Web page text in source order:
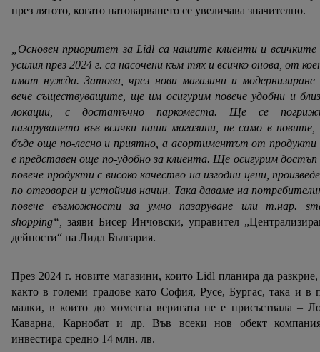
през лятото, когато натоварването се увеличава значително.
„Основен приоритет за Lidl са нашите клиенти и всичките
усилия през 2024 г. са насочени към тях и всичко онова, от
имат нужда. Затова, чрез нови магазини и модернизиране
вече съществуващите, ще им осигурим повече удобни и
локации, с достатъчно паркоместа. Ще се
пазаруването във всички наши магазини, не само в новите,
бъде още по-лесно и приятно, а асортиментът от продукти
е представен още по-удобно за клиента. Ще осигурим достъп
повече продукти с високо качество на изгодни цени,
по отговорен и устойчив начин. Така даваме на
повече възможности за умно пазаруване или т.нар.
shopping“,
заяви Бисер Инчовски, управител
дейности“ на Лидл България.
През 2024 г. новите магазини, които Lidl планира да разкрие,
както в големи градове като София, Русе, Бургас, така и в
малки, в които до момента веригата не е присъствала –
Каварна, Карнобат и др. Във всеки нов обект
инвестира средно 14 млн. лв.